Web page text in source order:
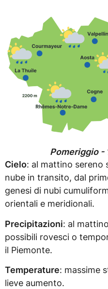
Pomeriggio -
Cielo: al mattino sereno
nube in transito, dal
genesi di nubi
orientali e meridionali.
Precipitazioni: al
possibili rovesci o
il Piemonte.
Temperature: massime
lieve aumento.